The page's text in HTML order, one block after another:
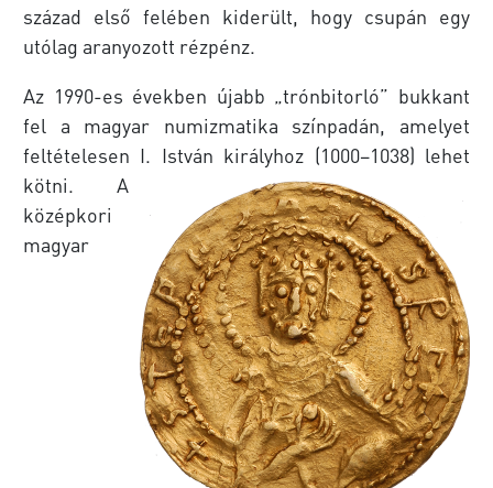
század első felében kiderült, hogy csupán egy
utólag aranyozott rézpénz.
Az 1990-es években újabb „trónbitorló” bukkant
fel a magyar numizmatika színpadán, amelyet
feltételesen I. István királyhoz (1000–1038) lehet
kötni. A
középkori
magyar